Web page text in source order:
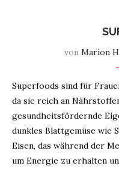
von Marion
Superfoods sind für
da sie reich an
gesundheitsfördernde
dunkles Blattgemüse wie
Eisen, das während der
um Energie zu erhalten